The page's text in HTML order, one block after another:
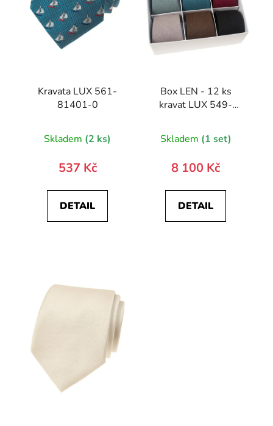
Kravata LUX 561-
81401-0
Skladem (2 ks)
537 Kč
DETAIL
Box LEN - 12 ks
kravat LUX 549-
Skladem (1 set)
8 100 Kč
DETAIL